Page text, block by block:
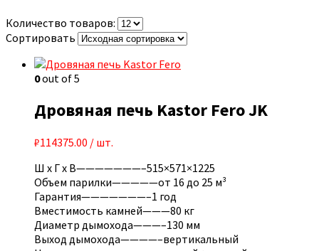
Количество товаров:
Сортировать
0out of 5
Дровяная печь Kastor Fero JK
₽114375.00 / шт.
Ш x Г x В———————–515×571×1225
Объем парилки—————от 16 до 25 м³
Гарантия———————–1 год
Вместимость камней———80 кг
Диаметр дымохода———–130 мм
Выход дымохода————–вертикальный